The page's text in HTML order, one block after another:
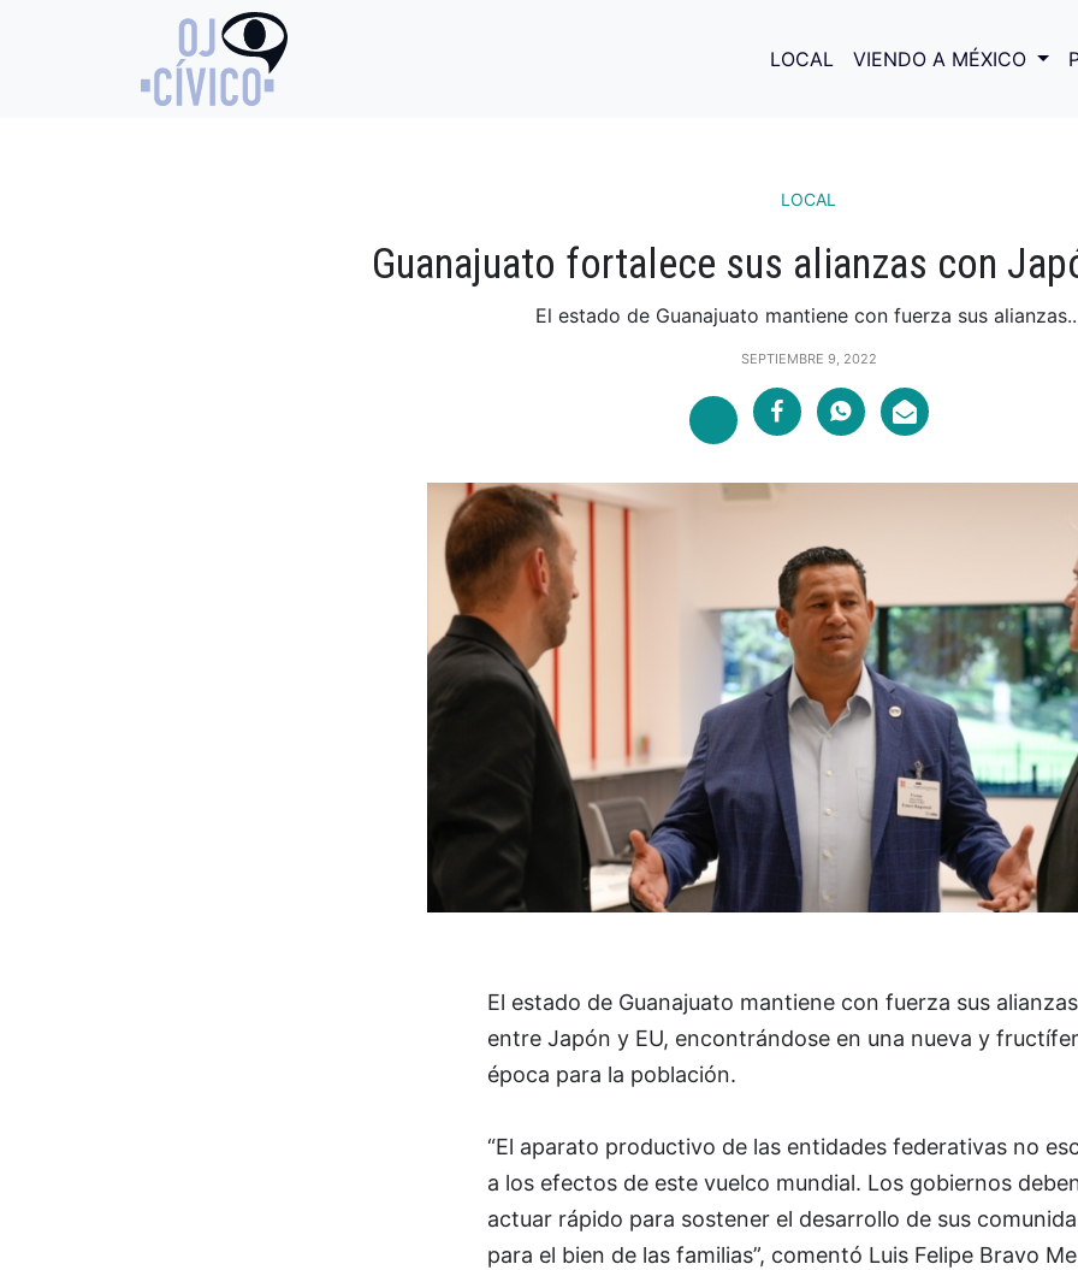
LOCAL VIENDO A MÉXICO
LOCAL
Guanajuato fortalece sus alianzas con
El estado de Guanajuato mantiene con fuerza sus
SEPTIEMBRE 9, 2022
El estado de Guanajuato mantiene con fuerza sus alianzas
entre Japón y EU, encontrándose en una nueva y
época para la población.
“El aparato productivo de las entidades federativas no
a los efectos de este vuelco mundial. Los gobiernos
actuar rápido para sostener el desarrollo de sus
para el bien de las familias”, comentó Luis Felipe Bravo